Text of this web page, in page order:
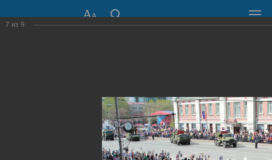
630099, г. Новосибирск, Красный проспект, 34
7 из 9